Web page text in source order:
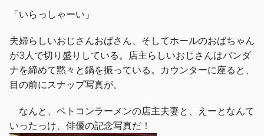
「いらっしゃーい」
夫婦らしいおじさんおばさん、そしてホールのおばちゃん
が3人で切り盛りしている。店主らしいおじさんはバンダ
ナを締めて黙々と鍋を振っている。カウンターに座ると、
目の前にスナップ写真が。
なんと、ベトコンラーメンの店主夫妻と、えーとなんて
いったっけ、俳優の記念写真だ！